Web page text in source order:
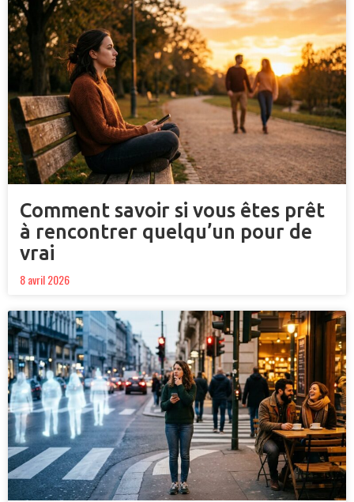
Comment savoir si vous êtes prêt
à rencontrer quelqu’un pour de
vrai
8 avril 2026